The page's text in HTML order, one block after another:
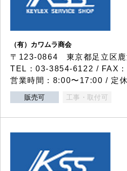
（有）カワムラ商会
〒123-0864 東京都足立区
TEL：03-3854-6122 / FAX
営業時間：8:00〜17:00 / 定
販売可 工事・取付可